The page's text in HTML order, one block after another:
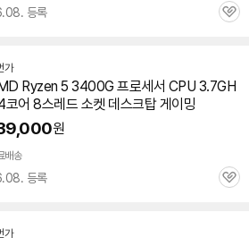
등록
관
가
Ryzen 5 3400G 프로세서 CPU 3.7GH
코어 8스레드 소켓 데스크탑 게이밍
원
배송
등록
관
가